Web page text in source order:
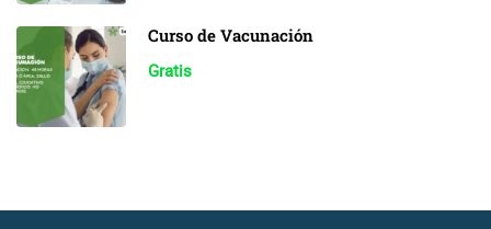
Curso de Vacunación
Gratis